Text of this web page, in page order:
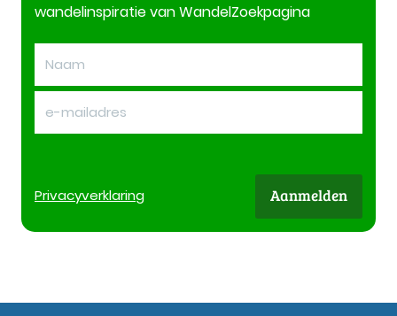
wandelinspiratie van WandelZoekpagina
Privacyverklaring Aanmelden